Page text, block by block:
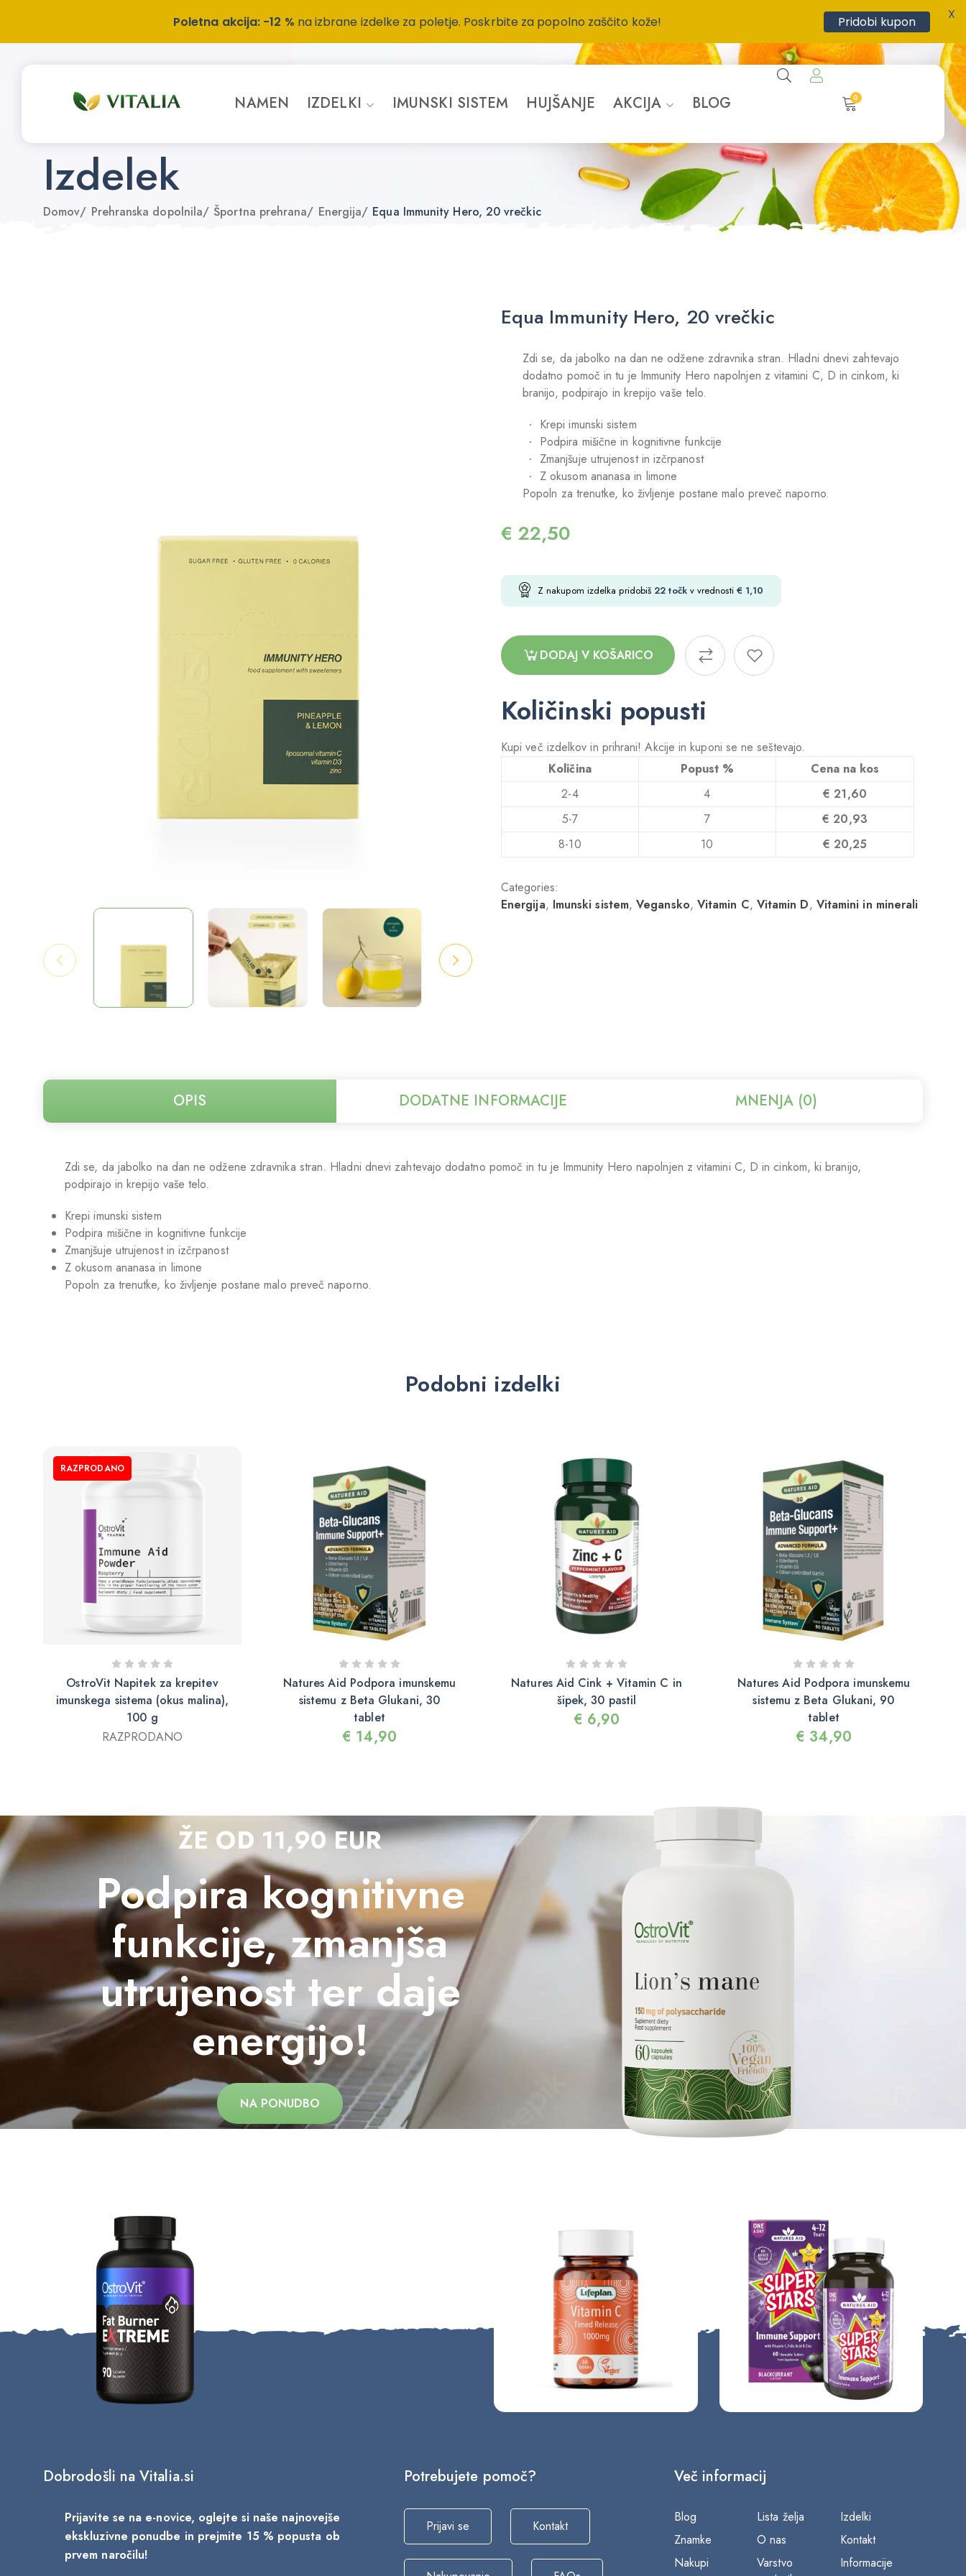
NAMEN IZDELKI IMUNSKI SISTEM HUJŠANJE AKCIJA BLOG 0
Izdelek
Domov/ Prehranska dopolnila/ Športna prehrana/ Energija/ Equa Immunity Hero, 20 vrečkic
Equa Immunity Hero, 20 vrečkic
Zdi se, da jabolko na dan ne odžene zdravnika stran. Hladni dnevi zahtevajo
dodatno pomoč in tu je Immunity Hero napolnjen z vitamini C, D in cinkom, ki
branijo, podpirajo in krepijo vaše telo.
Krepi imunski sistem
Podpira mišične in kognitivne funkcije
Zmanjšuje utrujenost in izčrpanost
Z okusom ananasa in limone
Popoln za trenutke, ko življenje postane malo preveč naporno.
€ 22,50
Z nakupom izdelka pridobiš 22 točkv vrednosti € 1,10
DODAJ V KOŠARICO
Količinski popusti
Kupi več izdelkov in prihrani! Akcije in kuponi se ne seštevajo.
Količina
Popust %
Cena na kos
2-4
4 € 21,60
5-7
7 € 20,93
8-10
10 € 20,25
Categories:
Energija, Imunski sistem,Vegansko, Vitamin C, Vitamin D, Vitamini in minerali
OPIS DODATNE INFORMACIJE MNENJA (0)
Zdi se, da jabolko na dan ne odžene zdravnika stran. Hladni dnevi zahtevajo dodatno pomoč in tu je Immunity Hero napolnjen z vitamini C, D in cinkom, ki branijo,
podpirajo in krepijo vaše telo.
Krepi imunski sistem
Podpira mišične in kognitivne funkcije
Zmanjšuje utrujenost in izčrpanost
Z okusom ananasa in limone
Popoln za trenutke, ko življenje postane malo preveč naporno.
Podobni izdelki
RAZPRODANO
OstroVit Napitek za krepitev
imunskega sistema (okus malina),
100 g
RAZPRODANO
Natures Aid Podpora imunskemu
sistemu z Beta Glukani, 30
tablet
€ 14,90
Natures Aid Cink + Vitamin C in
šipek, 30 pastil
€ 6,90
Natures Aid Podpora imunskemu
sistemu z Beta Glukani, 90
tablet
€ 34,90
ŽE OD 11,90 EUR
Podpira kognitivne
funkcije, zmanjša
utrujenost ter daje
energijo!
NA PONUDBO
Dobrodošli na Vitalia.si
Prijavite se na e-novice, oglejte si naše najnovejše
ekskluzivne ponudbe in prejmite 15 % popusta ob
prvem naročilu!
Potrebujete pomoč?
Prijavi se Kontakt
Več informacij
Blog Lista želja
Izdelki
Znamke
O nas
Kontakt
Nakupi
Varstvo
Informacije
Poletna akcija: -12 % na izbrane izdelke za poletje. Poskrbite za popolno zaščito kože! Pridobi kupon X